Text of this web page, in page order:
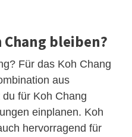
bleiben?
Für das Koh Chang
aus
für Koh Chang
einplanen. Koh
hervorragend für